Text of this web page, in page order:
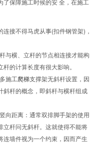
接不得马虎从事(扣件钢管架)，
与横、立杆的节点相连接才能构
的计算长度有很大影响。
施工爬梯支撑架无斜杆设置，因
斜杆的概念，即斜杆与横杆组成
向距离：通常双排脚手架的使用
立杆问无斜杆。这就使得不能将
墙件视为一个约束，因而产生